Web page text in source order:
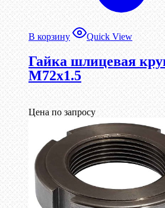
В корзину Quick View
Гайка шлицевая
М72х1.5
Цена по запросу